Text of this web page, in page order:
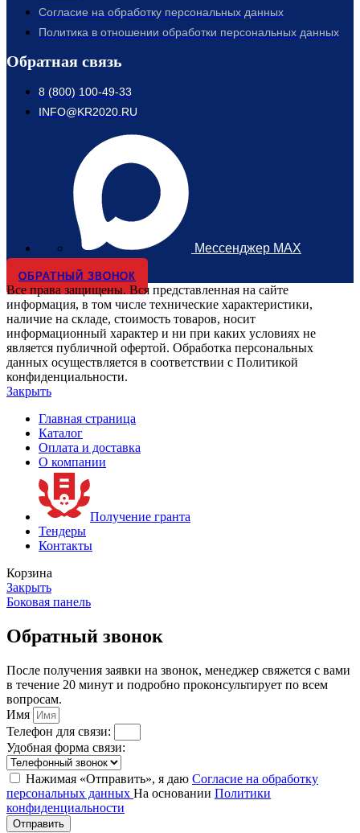
Согласие на обработку персональных данных
Политика в отношении обработки персональных данных
Обратная связь
8 (800) 100-49-33
INFO@KR2020.RU
Мессенджер MAX
ОБРАТНЫЙ ЗВОНОК
Все права защищены. Вся представленная на сайте
информация, в том числе технические характеристики,
наличие на складе, стоимость товаров, носит
информационный характер и ни при каких условиях не
является публичной офертой. Обработка персональных
данных осуществляется в соответствии с Политикой
конфиденциальности.
Закрыть
Главная страница
Каталог
Оплата и доставка
О компании
Получение гранта
Тендеры
Контакты
Корзина
Закрыть
Боковая панель
Обратный звонок
После получения заявки на звонок, менеджер свяжется с вами
в течение 20 минут и подробно проконсультирует по всем
вопросам.
Имя
Телефон для связи:
Удобная форма связи:
Нажимая «Отправить», я даю Согласие на обработку
персональных данных На основании Политики
конфиденциальности
Отправить